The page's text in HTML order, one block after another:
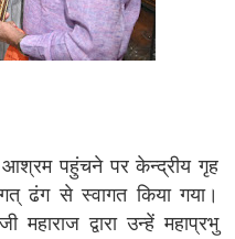
आश्रम पहुंचने पर केन्द्रीय गृह
ढंग से स्वागत किया गया।
द्वारा उन्हें महाप्रभु